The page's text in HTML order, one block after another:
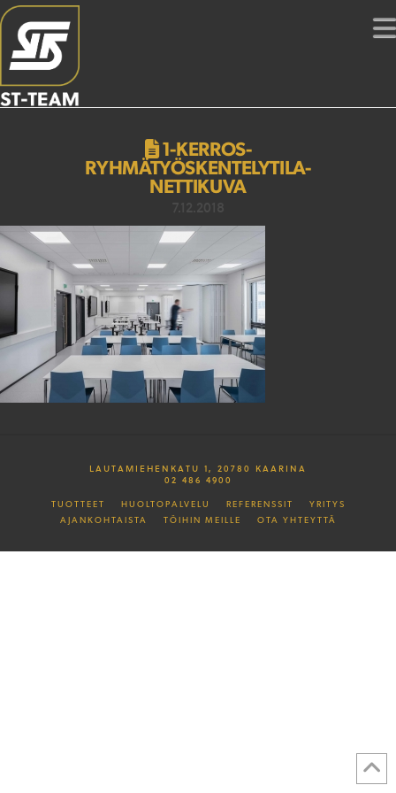
1-KERROS-
RYHMÄTYÖSKENTELYTILA-
NETTIKUVA
LAUTAMIEHENKATU 1, 20780 KAARINA
02 486 4900
TUOTTEET HUOLTOPALVELU REFERENSSIT
YRITYS
AJANKOHTAISTA
TÖIHIN MEILLE OTA YHTEYTTÄ